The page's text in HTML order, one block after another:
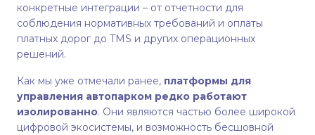
конкретные интеграции – от отчетности для
соблюдения нормативных требований и оплаты
платных дорог до TMS и других операционных
решений.
Как мы уже отмечали ранее, платформы для
управления автопарком редко работают
изолированно. Они являются частью более широкой
цифровой экосистемы, и возможность бесшовной